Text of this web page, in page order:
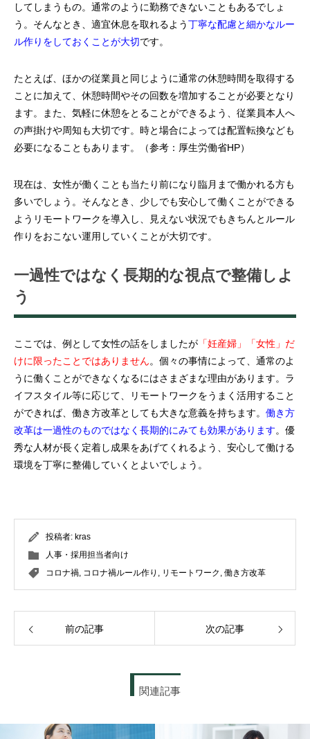
してしまうもの。通常のように勤務できないこともあるでしょ
う。そんなとき、適宜休息を取れるよう丁寧な配慮と細かなルー
ル作りをしておくことが大切です。
たとえば、ほかの従業員と同じように通常の休憩時間を取得する
ことに加えて、休憩時間やその回数を増加することが必要となり
ます。また、気軽に休憩をとることができるよう、従業員本人へ
の声掛けや周知も大切です。時と場合によっては配置転換なども
必要になることもあります。（参考： 厚生労働省HP）
現在は、女性が働くことも当たり前になり臨月まで働かれる方も
多いでしょう。そんなとき、少しでも安心して働くことができる
ようリモートワークを導入し、見えない状況でもきちんとルール
作りをおこない運用していくことが大切です。
一過性ではなく長期的な視点で整備しよ
う
ここでは、例として女性の話をしましたが 「妊産婦」「女性」だ
けに限ったことではありません。個々の事情によって、通常のよ
うに働くことができなくなるにはさまざまな理由があります。ラ
イフスタイル等に応じて、リモートワークをうまく活用すること
ができれば、働き方改革としても大きな意義を持ちます。 働き方
改革は一過性のものではなく長期的にみても効果があります。優
秀な人材が長く定着し成果をあげてくれるよう、安心して働ける
環境を丁寧に整備していくとよいでしょう。
投稿者: kras
人事・採用担当者向け
コロナ禍, コロナ禍ルール作り , リモートワーク , 働き方改革
前の記事 次の記事
関連記事